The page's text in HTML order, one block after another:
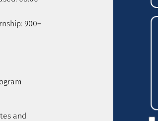
900–
and